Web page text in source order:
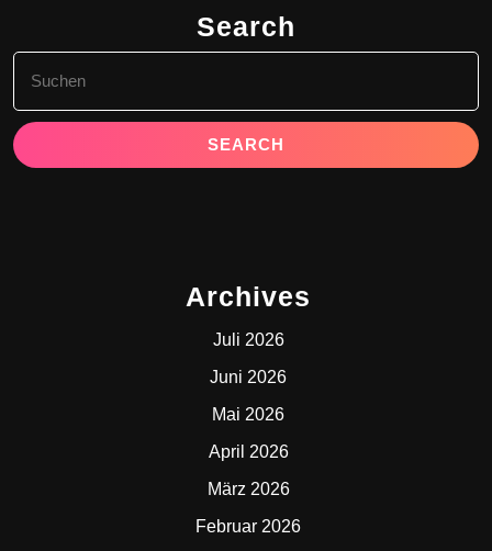
Search
for:
Archives
Juli 2026
Juni 2026
Mai 2026
April 2026
März 2026
Februar 2026